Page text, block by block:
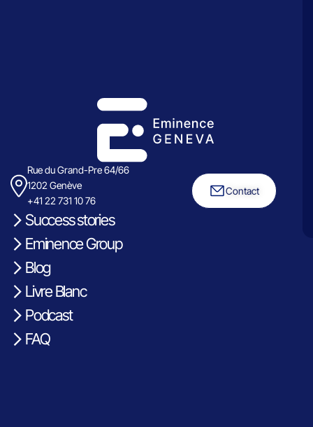
Rue du Grand-Pre 64/66
1202 Genève
+41 22 731 10 76
Contact
Success stories
Eminence Group
Blog
Livre Blanc
Podcast
FAQ